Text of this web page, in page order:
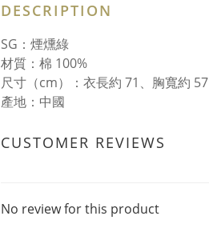
DESCRIPTION
SG：煙燻綠
材質：棉 100%
尺寸（cm）：衣長約 71、胸寬約 57
產地：中國
CUSTOMER REVIEWS
No review for this product